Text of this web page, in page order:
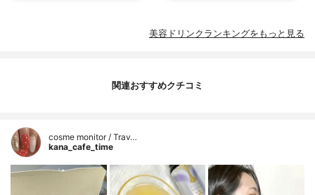
美容ドリンクランキングをもっと見る
関連おすすめクチコミ
cosme monitor / Trav…
kana_cafe_time